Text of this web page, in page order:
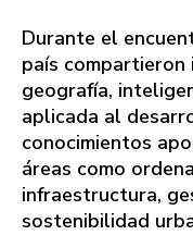
Durante el
país compartieron
geografía,
aplicada al
conocimientos
áreas como
infraestructura,
sostenibilidad